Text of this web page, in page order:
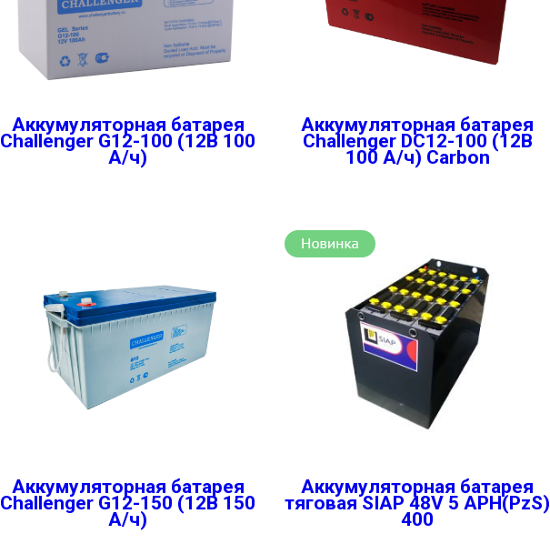
Аккумуляторная батарея
Challenger G12-100 (12В 100
А/ч)
Аккумуляторная батарея
Challenger DC12-100 (12В
100 А/ч) Carbon
Аккумуляторная батарея
Challenger G12-150 (12В 150
А/ч)
Аккумуляторная батарея
тяговая SIAP 48V 5 АРН(PzS)
400